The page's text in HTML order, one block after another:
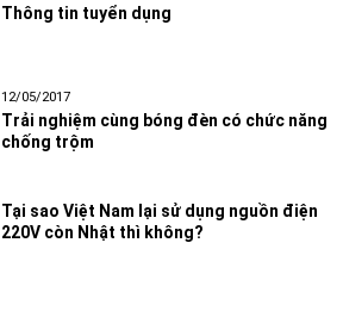
Thông tin tuyển dụng
12/05/2017
Trải nghiệm cùng bóng đèn có chức năng
chống trộm
Tại sao Việt Nam lại sử dụng nguồn điện
220V còn Nhật thì không?